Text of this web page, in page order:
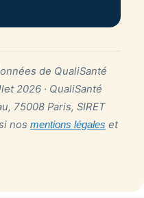
de QualiSanté
2026 · QualiSanté
75008 Paris, SIRET
nos mentions légales et